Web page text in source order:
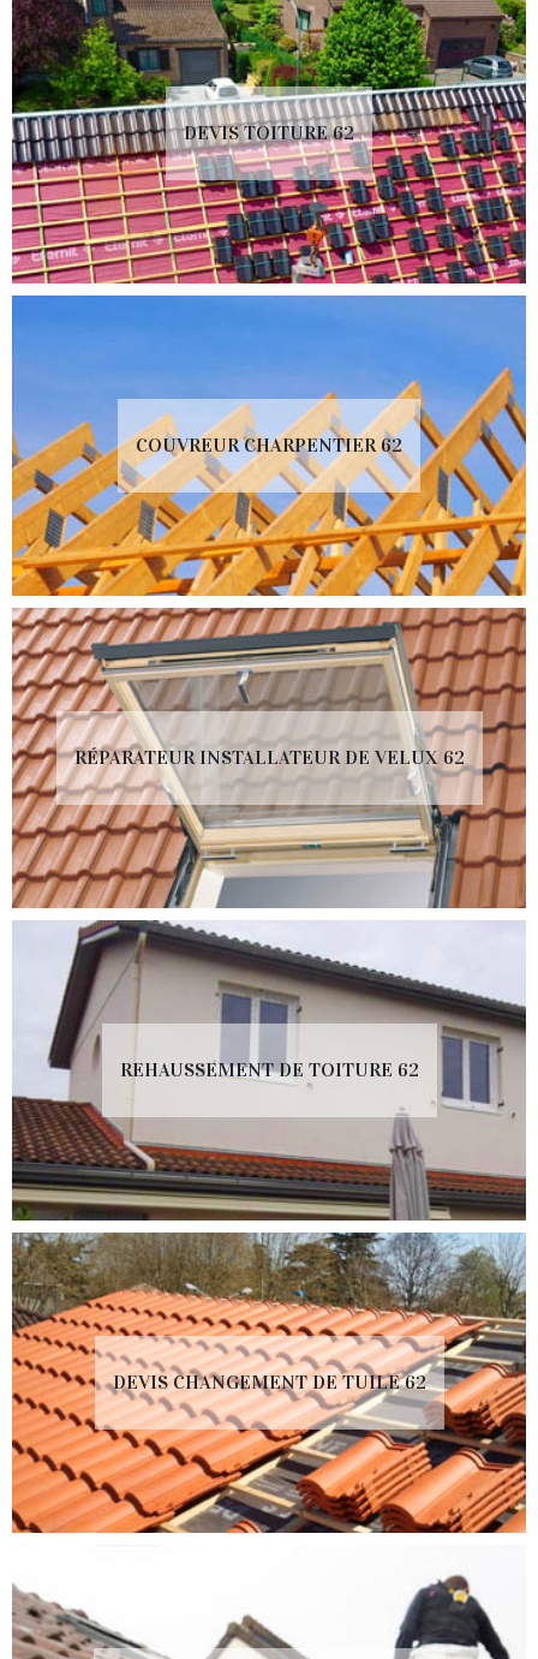
DEVIS TOITURE 62
COUVREUR CHARPENTIER 62
RÉPARATEUR INSTALLATEUR DE VELUX 62
REHAUSSEMENT DE TOITURE 62
DEVIS CHANGEMENT DE TUILE 62